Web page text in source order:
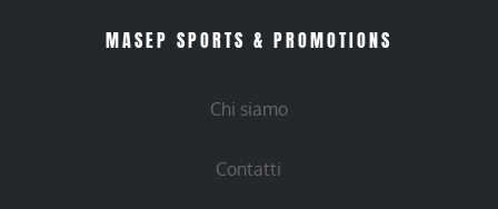
MASEP SPORTS & PROMOTIONS
Chi siamo
Contatti